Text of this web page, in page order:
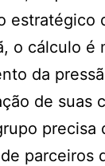
estratégico
o cálculo é
da
de suas
precisa
parceiros